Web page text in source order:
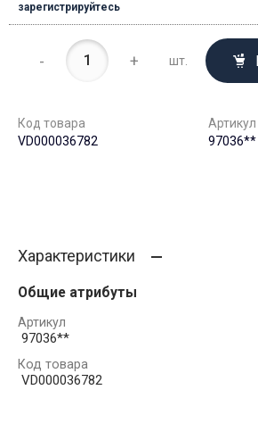
зарегистрируйтесь
- + шт.
Код товара
VD000036782
Артикул
97036**
Характеристики
Общие атрибуты
Артикул
97036**
Код товара
VD000036782